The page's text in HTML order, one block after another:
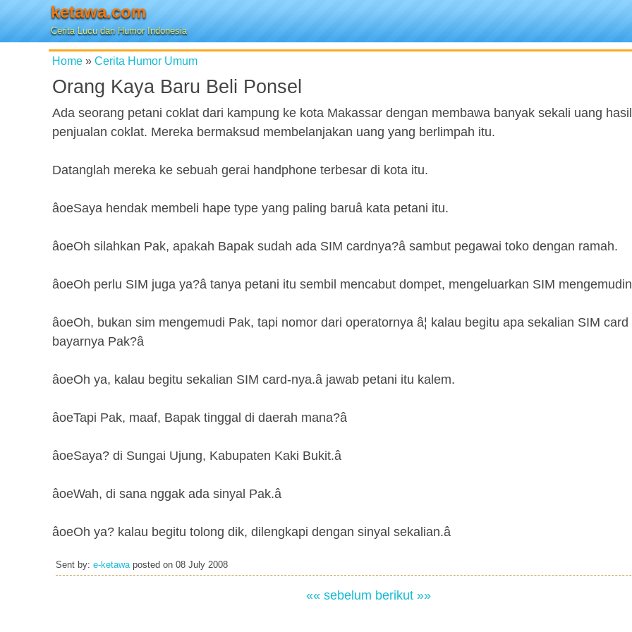
ketawa.com
Cerita Lucu dan Humor Indonesia
Home » Cerita Humor Umum
Orang Kaya Baru Beli Ponsel
Ada seorang petani coklat dari kampung ke kota Makassar dengan membawa banyak sekali uang hasil
penjualan coklat. Mereka bermaksud membelanjakan uang yang berlimpah itu.
Datanglah mereka ke sebuah gerai handphone terbesar di kota itu.
âoeSaya hendak membeli hape type yang paling baruâ kata petani itu.
âoeOh silahkan Pak, apakah Bapak sudah ada SIM cardnya?â sambut pegawai toko dengan ramah.
âoeOh perlu SIM juga ya?â tanya petani itu sembil mencabut dompet, mengeluarkan SIM
âoeOh, bukan sim mengemudi Pak, tapi nomor dari operatornya â¦ kalau begitu apa sekalian SIM card
bayarnya Pak?â
âoeOh ya, kalau begitu sekalian SIM card-nya.â jawab petani itu kalem.
âoeTapi Pak, maaf, Bapak tinggal di daerah mana?â
âoeSaya? di Sungai Ujung, Kabupaten Kaki Bukit.â
âoeWah, di sana nggak ada sinyal Pak.â
âoeOh ya? kalau begitu tolong dik, dilengkapi dengan sinyal sekalian.â
Sent by: e-ketawaposted on 08 July 2008
«« sebelum berikut »»